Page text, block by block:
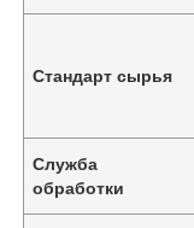
Стандарт сырья
Служба
обработки